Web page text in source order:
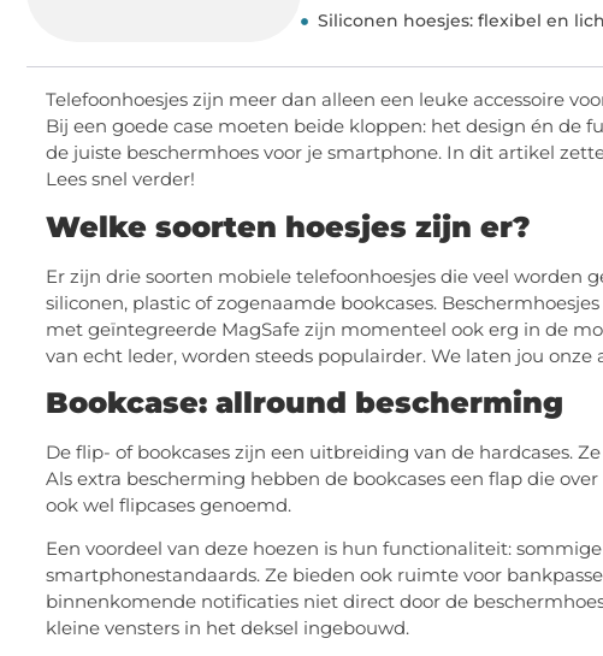
Siliconen hoesjes: flexibel en
Telefoonhoesjes zijn meer dan alleen een leuke accessoire
Bij een goede case moeten beide kloppen: het design én de
de juiste beschermhoes voor je smartphone. In dit artikel
Lees snel verder!
Welke soorten hoesjes zijn er?
Er zijn drie soorten mobiele telefoonhoesjes die veel worden
siliconen, plastic of zogenaamde bookcases.
met geïntegreerde MagSafe zijn momenteel ook erg in de
van echt leder, worden steeds populairder. We laten jou onze
Bookcase: allround bescherming
De flip- of bookcases zijn een uitbreiding van de hardcases.
Als extra bescherming hebben de bookcases een flap die
ook wel flipcases genoemd.
Een voordeel van deze hoezen is hun functionaliteit:
smartphonestandaards. Ze bieden ook ruimte voor
binnenkomende notificaties niet direct door de
kleine vensters in het deksel ingebouwd.